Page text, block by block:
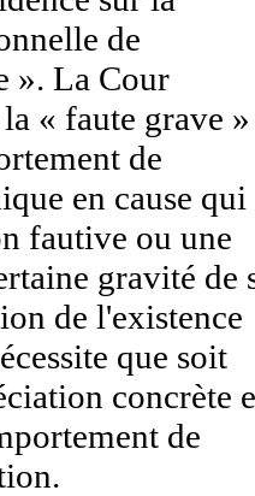
de
». La Cour
« faute grave »
de
en cause qui
fautive ou une
gravité de
de l'existence
que soit
concrète
de